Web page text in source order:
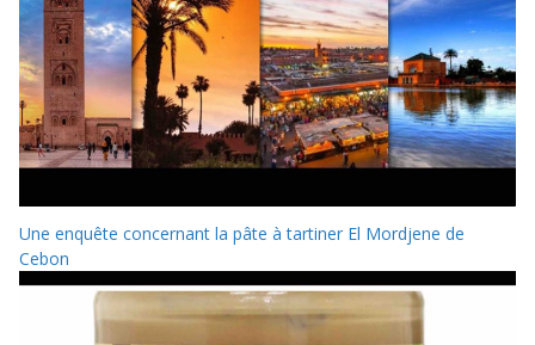
Une enquête concernant la pâte à tartiner El Mordjene de
Cebon